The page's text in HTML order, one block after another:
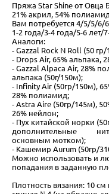
Пряжа Star Shine от Овца
21% акрил, 54%
Вам потребуется 4/5/5/6/
1-2 года/3-4 года/5-6 лет/
Аналоги:
- Gazzal Rock N Roll (50
- Drops Air, 65% альпака,
- Gazzal Alpaca Air, 28%
альпака (50г/150м);
- Infinity Air (50гр/150м),
28% полиамид;
- Astra Aire (50гр/145м),
26% нейлон;
- Пух китайской норки
дополнительные нити
основным мотком);
- Кашемир Aurum (50гр/
Можно использовать и
попадания в заданную
Плотность вязания: 10